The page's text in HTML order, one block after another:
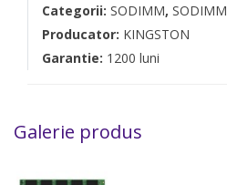
Categorii: SODIMM, SODIMM
Producator: KINGSTON
Garantie: 1200 luni
Galerie produs